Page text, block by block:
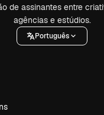
de assinantes entre
agências e estúdios.
Português